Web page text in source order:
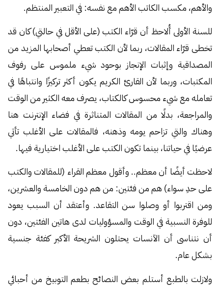
والأهم، مكسب الكاتب الأهم مع نفسه: في التعبير المنتظم.
للسنة الأولى أُلاحظ أن قرّاء الكتب (على الأقل في حالتي) كان قد
تخطى قرّاء المقالات، ربما لأن الكتب تعطي أصحابها المزيد من
المصداقية وإثبات الإنجاز بوحود شيء ملموس على رفوف
المكتبات، وربما لأن القارئ الكريم يكون أكثر تركيزًا وانتباهًا في
تعامله مع شيء محسوس كالكتاب، يصرف معه الكثير من الوقت
والمراجعة، بدلًا من المقالات المتناثرة في فضاء الإنترنت هنا
وهناك والتي تزاحم يومه وذهنه، فالمقالات على الأغلب تأتي
عرضيًا في حياتنا، بينما تكون الكتب على الأغلب اختيارية فيها.
لاحظت أيضًا أن معظم.. وأقول معظم القراء (للمقالات والكتب
على حدِ سواء) هم من فئتين: من هم دون الخامسة والعشرين،
ومن اقتربوا أو وصلوا سن التقاعد. وأعتقد أن السبب يعود
للوفرة النسبية في الوقت والمسؤوليات لدى هاتين الفئتين، دون
أن نتناسى أن الآنسات يحتلون الشريحة الأكبر كفئة جنسية
بشكل عام.
ولازلت بالطبع أستلم بعض النصائح بطعم التوبيخ من أحبائي